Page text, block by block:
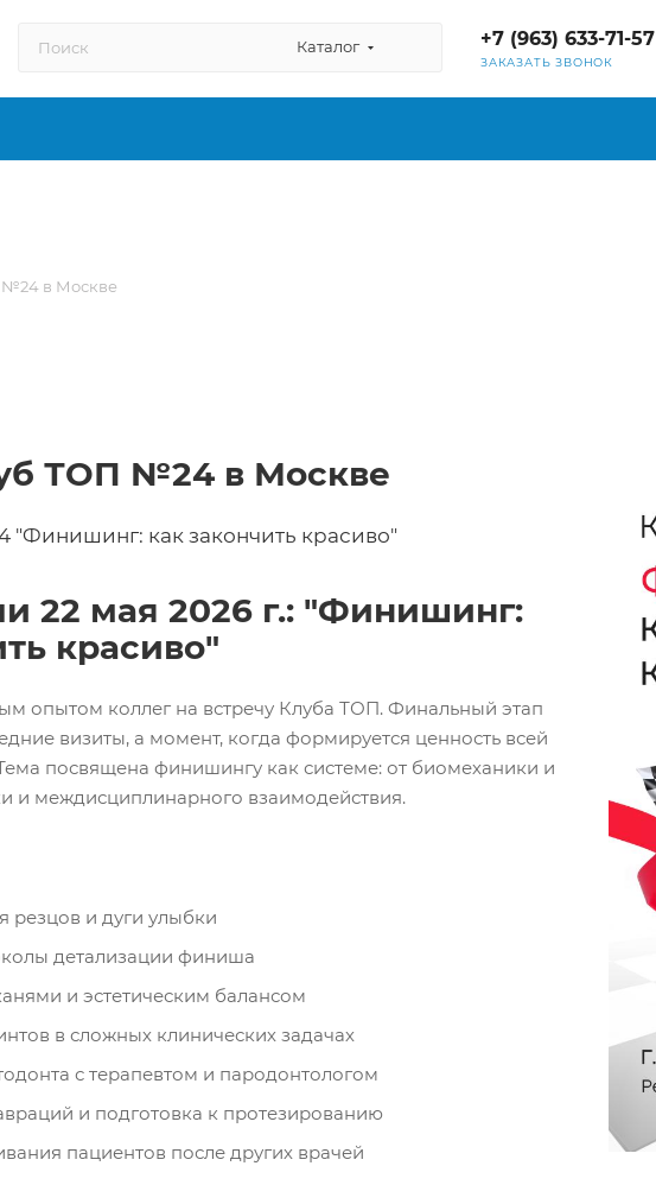
Каталог +7 (963) 633-71-57
ЗАКАЗАТЬ ЗВОНОК
№24 в Москве
ТОП №24 в Москве
"Финишинг: как закончить красиво"
22 мая 2026 г.: "Финишинг:
красиво"
опытом коллег на встречу Клуба ТОП. Финальный этап
визиты, а момент, когда формируется ценность всей
посвящена финишингу как системе: от биомеханики и
и междисциплинарного взаимодействия.
резцов и дуги улыбки
детализации финиша
и эстетическим балансом
в сложных клинических задачах
с терапевтом и пародонтологом
и подготовка к протезированию
пациентов после других врачей